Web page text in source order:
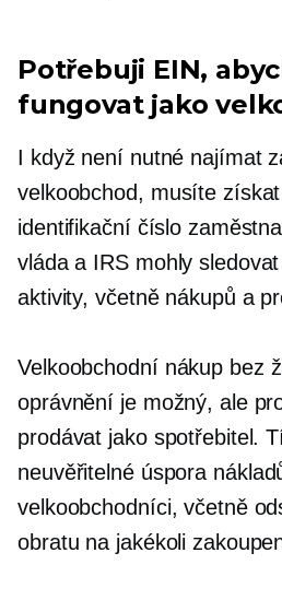
Potřebuji EIN,
fungovat jako
I když není nutné najímat
velkoobchod, musíte
identifikační číslo
vláda a IRS mohly
aktivity, včetně nákupů a
Velkoobchodní nákup bez
oprávnění je možný, ale
prodávat jako spotřebitel.
neuvěřitelné úspora
velkoobchodníci, včetně
obratu na jakékoli